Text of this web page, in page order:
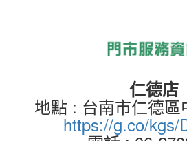
仁德店
地點 : 台南市仁德區
https://g.co/kgs/